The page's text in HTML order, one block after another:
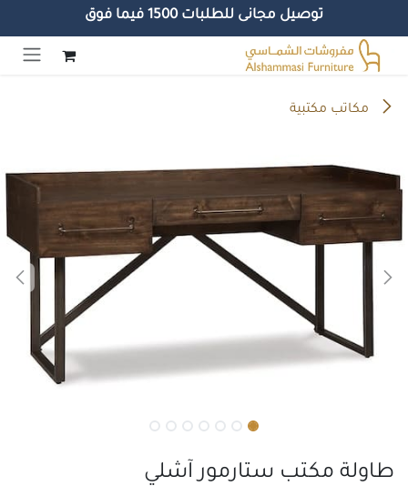
توصيل مجانى للطلبات 1500 فيما فوق
تخطي للذهاب إلى المحتوى
مكاتب مكتبية
طاولة مكتب ستارمور آشلي